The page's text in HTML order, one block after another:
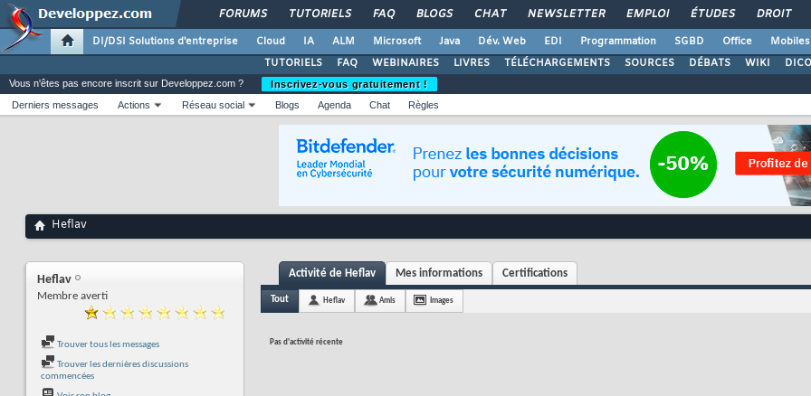
FORUMS TUTORIELS FAQ BLOGS CHAT NEWSLETTER EMPLOI ÉTUDES DROIT
DI/DSI Solutions d'entreprise Cloud IA ALM Microsoft Java Dév. Web EDI Programmation SGBD Office Mobiles
TUTORIELS
FAQ WEBINAIRES LIVRES TÉLÉCHARGEMENTS SOURCES DÉBATS WIKI DICO
Vous n'êtes pas encore inscrit sur Developpez.com ?
Inscrivez-vous gratuitement !
Derniers messages
Actions Réseau social Blogs Agenda Chat Règles
Heflav
Heflav
Membre averti
Trouver tous les messages
Trouver les dernières discussions
commencées
Activité de Heflav Mes informations Certifications
Tout Heflav Amis Images
Pas d'activité récente